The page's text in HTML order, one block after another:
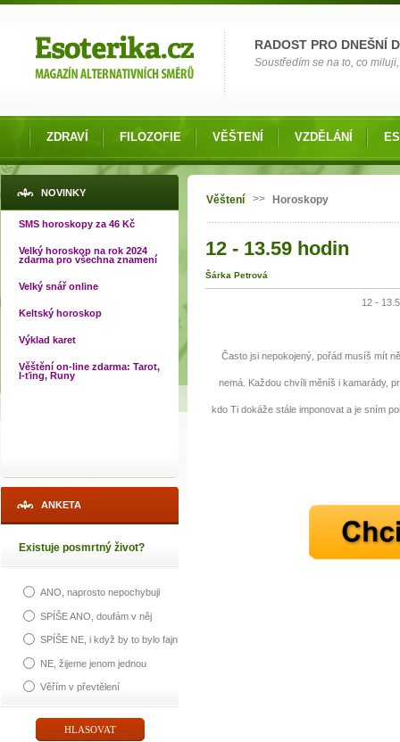
RADOST PRO DNEŠNÍ
Soustředím se na to, co
ZDRAVÍ FILOZOFIE VĚŠTENÍ VZDĚLÁNÍ
NOVINKY
SMS horoskopy za 46 Kč
Velký horoskop na rok 2024
zdarma pro všechna znamení
Velký snář online
Keltský horoskop
Výklad karet
Věštění on-line zdarma: Tarot,
I-ťing, Runy
ANKETA
Existuje posmrtný život?
ANO, naprosto nepochybuji
SPÍŠE ANO, doufám v něj
SPÍŠE NE, i když by to bylo fajn
NE, žijeme jenom jednou
Věřím v převtělení
Jste zde
Věštení >> Horoskopy
12 - 13.59 hodin
Šárka Petrová
12 -
Často jsi nepokojený, pořád musíš mít
nemá. Každou chvíli měníš i kamarády,
kdo Ti dokáže stále imponovat a je sním